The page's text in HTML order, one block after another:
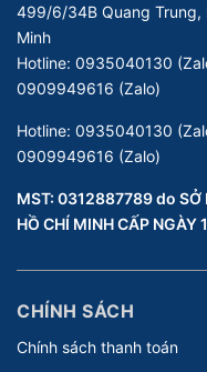
499/6/34B Quang Trung,
Minh
Hotline: 0935040130
0909949616 (Zalo)
Hotline: 0935040130
0909949616 (Zalo)
MST: 0312887789 do SỞ
HỒ CHÍ MINH CẤP NGÀY
CHÍNH SÁCH
Chính sách thanh toán